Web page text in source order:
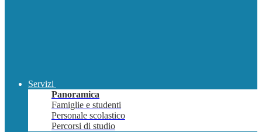
Servizi
Panoramica
Famiglie e studenti
Personale scolastico
Percorsi di studio